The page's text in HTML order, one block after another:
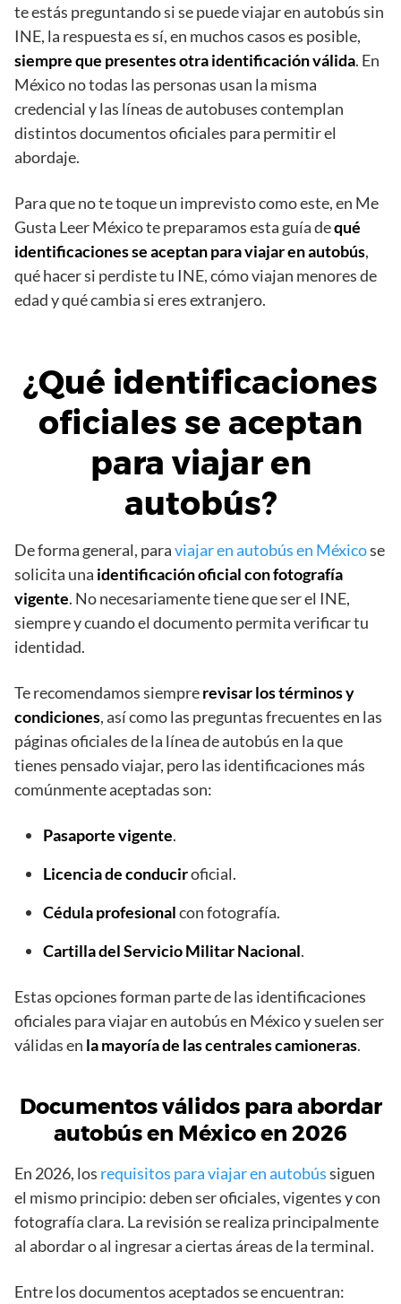
te estás preguntando si se puede viajar en autobús sin
INE, la respuesta es sí, en muchos casos es posible,
siempre que presentes otra identificación válida. En
México no todas las personas usan la misma
credencial y las líneas de autobuses contemplan
distintos documentos oficiales para permitir el
abordaje.
Para que no te toque un imprevisto como este, en Me
Gusta Leer México te preparamos esta guía dequé
identificaciones se aceptan para viajar en autobús,
qué hacer si perdiste tu INE, cómo viajan menores de
edad y qué cambia si eres extranjero.
¿Qué identificaciones
oficiales se aceptan
para viajar en
autobús?
De forma general, paraviajar en autobús en Méxicose
solicita una identificación oficial con fotografía
vigente. No necesariamente tiene que ser el INE,
siempre y cuando el documento permita verificar tu
identidad.
Te recomendamos siemprerevisar los términos y
condiciones, así como las preguntas frecuentes en las
páginas oficiales de la línea de autobús en la que
tienes pensado viajar, pero las identificaciones más
comúnmente aceptadas son:
Pasaporte vigente.
Licencia de conduciroficial.
Cédula profesionalcon fotografía.
Cartilla del Servicio Militar Nacional.
Estas opciones forman parte de las identificaciones
oficiales para viajar en autobús en México y suelen ser
válidas en la mayoría de las centrales camioneras.
Documentos válidos para abordar
autobús en México en 2026
En 2026, los requisitos para viajar en autobússiguen
el mismo principio: deben ser oficiales, vigentes y con
fotografía clara. La revisión se realiza principalmente
al abordar o al ingresar a ciertas áreas de la terminal.
Entre los documentos aceptados se encuentran: